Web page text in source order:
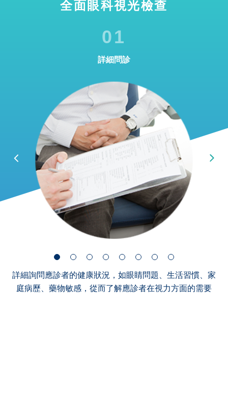
全面眼科視光檢查
01
詳細問診
詳細詢問應診者的健康狀況，如眼睛問題、生活習慣、家
庭病歷、藥物敏感，從而了解應診者在視力方面的需要